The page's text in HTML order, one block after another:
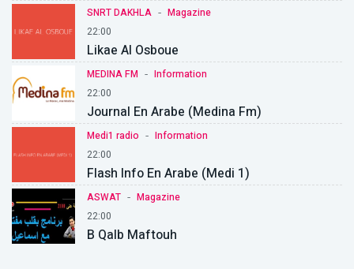
SNRT DAKHLA - Magazine
22:00
Likae Al Osboue
MEDINA FM - Information
22:00
Journal En Arabe (Medina Fm)
Medi1 radio - Information
22:00
Flash Info En Arabe (Medi 1)
ASWAT - Magazine
22:00
B Qalb Maftouh